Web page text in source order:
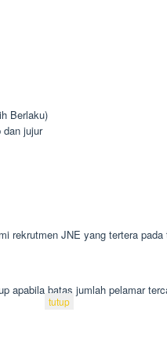
Berlaku)
jujur
rekrutmen JNE yang tertera
apabila batas jumlah pelamar
tutup